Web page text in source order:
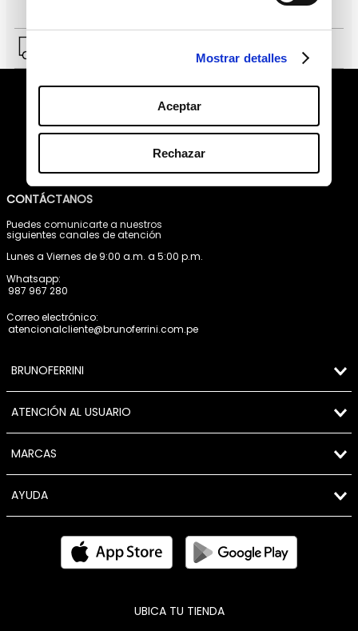
Mostrar detalles
Aceptar
Rechazar
CONTÁCTANOS
Puedes comunicarte a nuestros
siguientes canales de atención
Lunes a Viernes de 9:00 a.m. a 5:00 p.m.
Whatsapp:
987 967 280
Correo electrónico:
atencionalcliente@brunoferrini.com.pe
BRUNOFERRINI
ATENCIÓN AL USUARIO
MARCAS
AYUDA
UBICA TU TIENDA